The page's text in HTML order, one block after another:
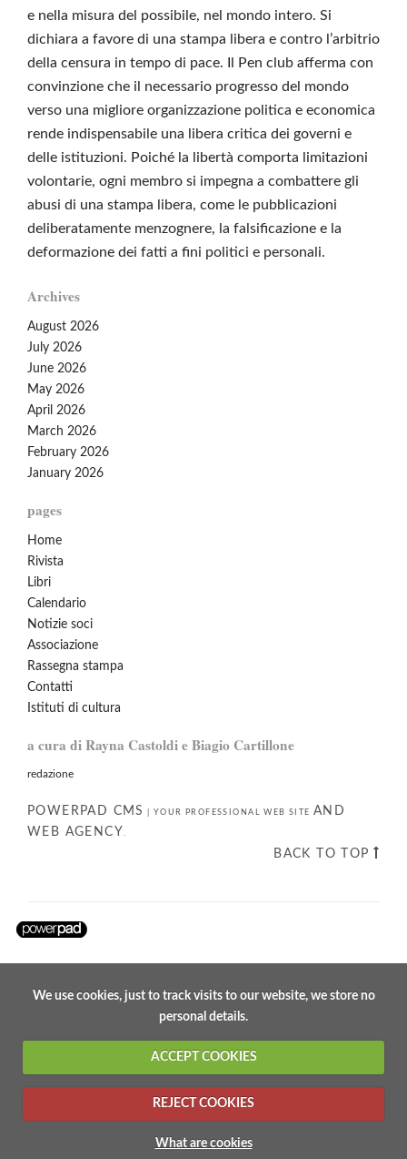
e nella misura del possibile, nel mondo intero. Si
dichiara a favore di una stampa libera e contro l’arbitrio
della censura in tempo di pace. Il Pen club afferma con
convinzione che il necessario progresso del mondo
verso una migliore organizzazione politica e economica
rende indispensabile una libera critica dei governi e
delle istituzioni. Poiché la libertà comporta limitazioni
volontarie, ogni membro si impegna a combattere gli
abusi di una stampa libera, come le pubblicazioni
deliberatamente menzognere, la falsificazione e la
deformazione dei fatti a fini politici e personali.
Archives
August 2026
July 2026
June 2026
May 2026
April 2026
March 2026
February 2026
January 2026
pages
Home
Rivista
Libri
Calendario
Notizie soci
Associazione
Rassegna stampa
Contatti
Istituti di cultura
a cura di Rayna Castoldi e Biagio Cartillone
redazione
POWERPAD CMS |YOUR PROFESSIONAL WEB SITE AND
WEB AGENCY.
BACK TO TOP
We use cookies, just to track visits to our website, we store no
personal details.
ACCEPT COOKIES
REJECT COOKIES
What are cookies